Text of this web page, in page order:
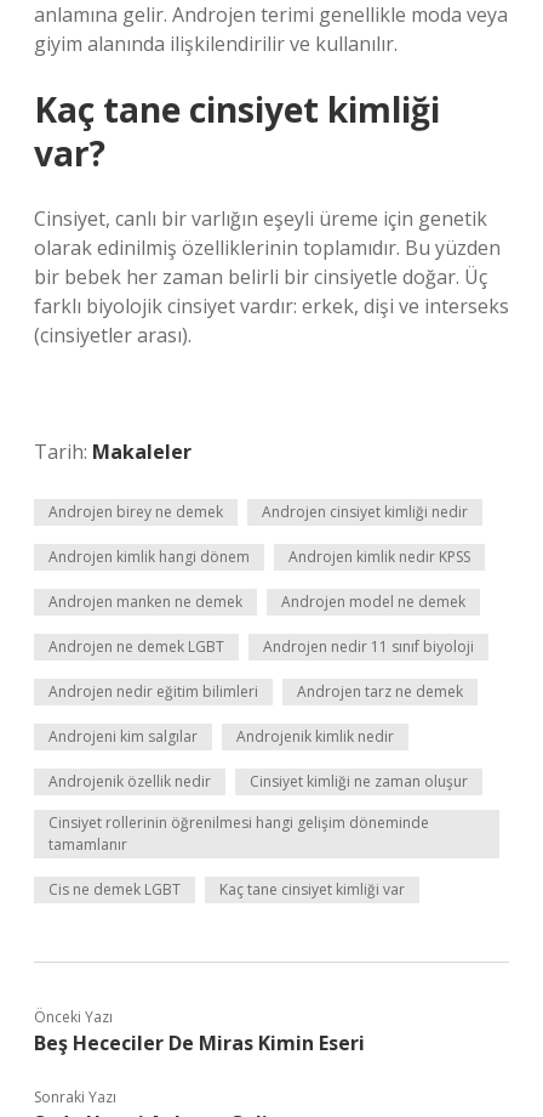
anlamına gelir. Androjen terimi genellikle moda veya
giyim alanında ilişkilendirilir ve kullanılır.
Kaç tane cinsiyet kimliği
var?
Cinsiyet, canlı bir varlığın eşeyli üreme için genetik
olarak edinilmiş özelliklerinin toplamıdır. Bu yüzden
bir bebek her zaman belirli bir cinsiyetle doğar. Üç
farklı biyolojik cinsiyet vardır: erkek, dişi ve interseks
(cinsiyetler arası).
Tarih: Makaleler
Androjen birey ne demek Androjen cinsiyet kimliği nedir
Androjen kimlik hangi dönem Androjen kimlik nedir KPSS
Androjen manken ne demek Androjen model ne demek
Androjen ne demek LGBT Androjen nedir 11 sınıf biyoloji
Androjen nedir eğitim bilimleri Androjen tarz ne demek
Androjeni kim salgılar Androjenik kimlik nedir
Androjenik özellik nedir
Cinsiyet kimliği ne zaman oluşur
Cinsiyet rollerinin öğrenilmesi hangi gelişim döneminde
tamamlanır
Cis ne demek LGBT Kaç tane cinsiyet kimliği var
Önceki Yazı
Beş Hececiler De Miras Kimin Eseri
Sonraki Yazı